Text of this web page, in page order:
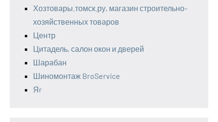
Хозтовары.томск.ру, магазин строительно-
хозяйственных товаров
Центр
Цитадель, салон окон и дверей
Шарабан
Шиномонтаж BroService
Яr